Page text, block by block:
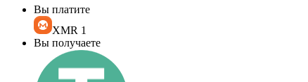
Вы платите
XMR 1
Вы получаете